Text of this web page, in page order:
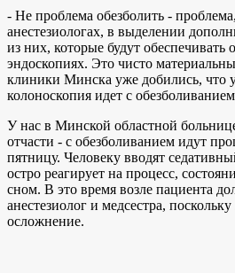
- Не проблема обезболить -
анестезиологах, в выделении
из них, которые будут обеспечивать
эндоскопиях. Это чисто
клиники Минска уже добились, что
колоноскопия идет с
У нас в Минской областной
отчасти - с обезболиванием идут
пятницу. Человеку вводят
остро реагирует на процесс,
сном. В это время возле пациента
анестезиолог и медсестра,
осложнение.